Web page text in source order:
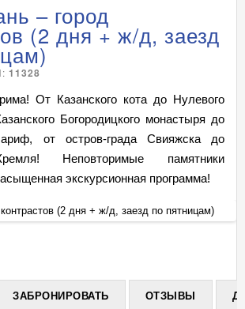
– город
(2 дня + ж/д, заезд
11328
От Казанского кота до Нулевого
Богородицкого монастыря до
от остров-града Свияжска до
Неповторимые памятники
экскурсионная программа!
(2 дня + ж/д, заезд по пятницам)
ЗАБРОНИРОВАТЬ ОТЗЫВЫ